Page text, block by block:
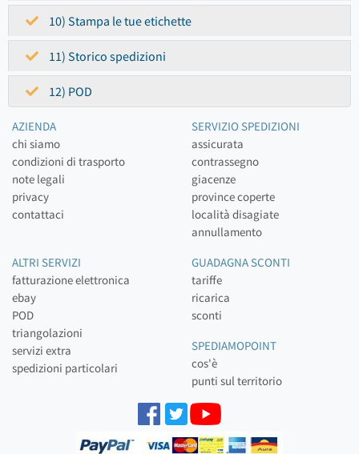
10) Stampa le tue etichette
11) Storico spedizioni
12) POD
AZIENDA
chi siamo
condizioni di trasporto
note legali
privacy
contattaci
SERVIZIO SPEDIZIONI
assicurata
contrassegno
giacenze
province coperte
località disagiate
annullamento
ALTRI SERVIZI
fatturazione elettronica
ebay
POD
triangolazioni
servizi extra
spedizioni particolari
GUADAGNA SCONTI
tariffe
ricarica
sconti
SPEDIAMOPOINT
cos'è
punti sul territorio